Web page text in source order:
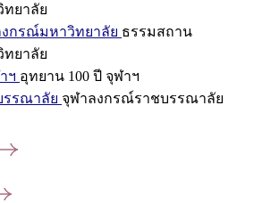
ยาลัย
กรณ์มหาวิทยาลัย ธรรมสถาน
ยาลัย
ฯ อุทยาน 100 ปี จุฬาฯ
รรณาลัย จุฬาลงกรณ์ราชบรรณาลัย